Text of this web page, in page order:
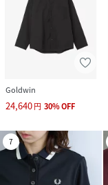
Goldwin
24,640円 30%OFF
7